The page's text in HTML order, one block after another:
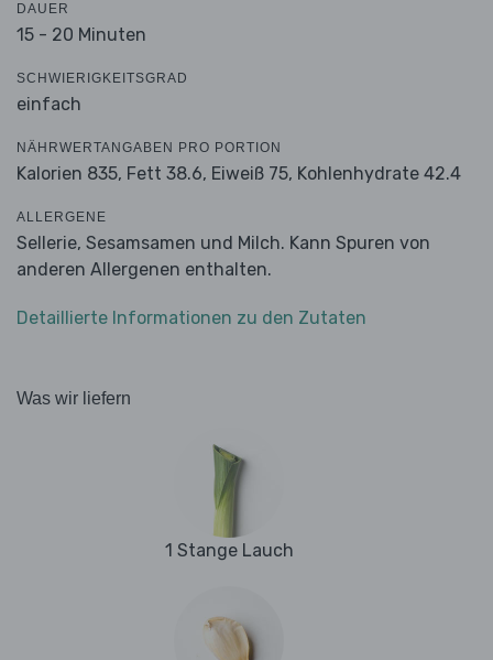
DAUER
15 - 20 Minuten
SCHWIERIGKEITSGRAD
einfach
NÄHRWERTANGABEN PRO PORTION
Kalorien 835, Fett 38.6, Eiweiß 75, Kohlenhydrate 42.4
ALLERGENE
Sellerie, Sesamsamen und Milch. Kann Spuren von
anderen Allergenen enthalten.
Detaillierte Informationen zu den Zutaten
Was wir liefern
1 Stange Lauch